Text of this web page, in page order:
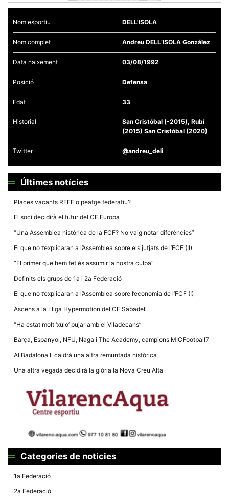
Nom esportiu DELL'ISOLA
Nom complet Andreu DELL’ISOLA González
Data naixement 03/08/1992
Posició Defensa
Edat 33
Historial
San Cristóbal (-2015), Rubí
(2015) San Cristóbal (2020)
Twitter @andreu_deli
Últimes notícies
Places vacants RFEF o peatge federatiu?
El soci decidirà el futur del CE Europa
“Una Assemblea històrica de la FCF? No vaig notar diferències”
El que no t’explicaran a l’Assemblea sobre els jutjats de l’FCF (II)
“El primer que hem fet és assumir la nostra culpa”
Definits els grups de 1a i 2a Federació
El que no t’explicaran a l’Assemblea sobre l’economia de l’FCF (I)
Ascens a la Lliga Hypermotion del CE Sabadell
“Ha estat molt ‘xulo’ pujar amb el Viladecans”
Barça, Espanyol, NFU, Naga i The Academy, campions MICFootball7
Al Badalona li caldrà una altra remuntada històrica
Una altra vegada decidirà la glòria la Nova Creu Alta
Categories de notícies
1a Federació
2a Federació
Necessàries
són
opcionals,
funcionament
tècnic de la
estadístiques
la funcionalitat
estructura.
Alguns
tècnics del
emmagatzemen
dispositiu que
lloc funcioni tan
possible. Si
cookies
algunes
funcionalitats
En compartir